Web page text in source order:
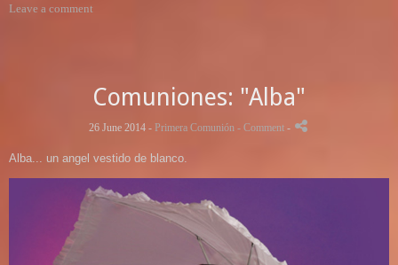
Leave a comment
Comuniones: "Alba"
26 June 2014 - Primera Comunión - Comment -
Alba... un angel vestido de blanco.